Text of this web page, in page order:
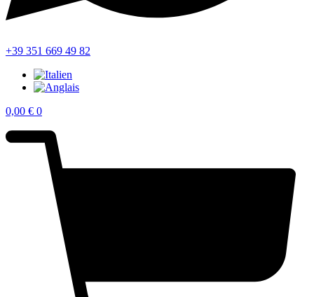
+39 351 669 49 82
0,00 € 0